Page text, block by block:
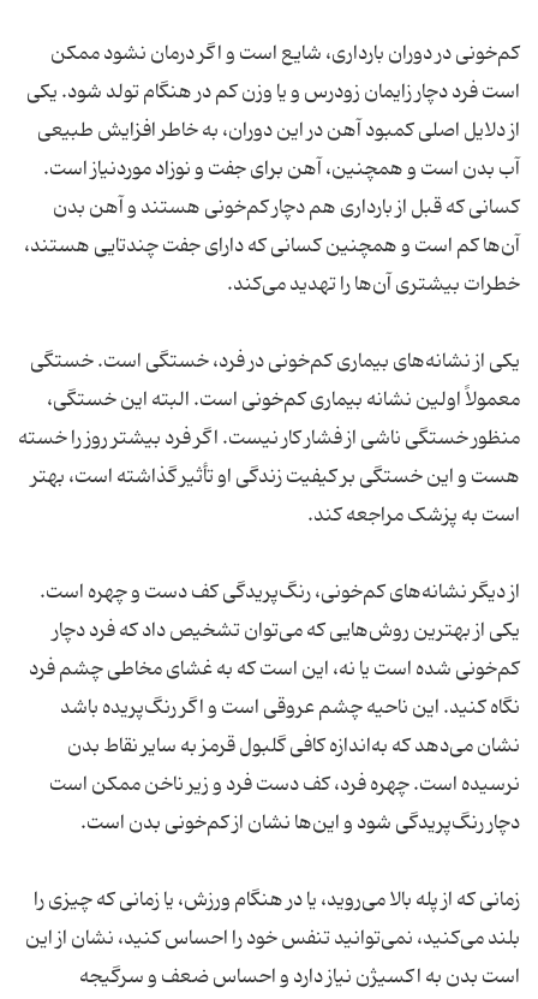
کم‌خونی در دوران بارداری، شایع است و اگر درمان نشود ممکن
است فرد دچار زایمان زودرس و یا وزن کم در هنگام تولد شود. یکی
از دلایل اصلی کمبود آهن در این دوران، به خاطر افزایش طبیعی
آب بدن است و همچنین، آهن برای جفت و نوزاد موردنیاز است.
کسانی که قبل از بارداری هم دچار کم‌خونی هستند و آهن بدن
آن‌ها کم است و همچنین کسانی که دارای جفت چندتایی هستند،
خطرات بیشتری آن‌ها را تهدید می‌کند.
یکی از نشانه‌های بیماری کم‌خونی در فرد، خستگی است. خستگی
معمولاً اولین نشانه بیماری کم‌خونی است. البته این خستگی،
منظور خستگی ناشی از فشار کار نیست. اگر فرد بیشتر روز را خسته
هست و این خستگی بر کیفیت زندگی او تأثیر گذاشته است، بهتر
است به پزشک مراجعه کند.
از دیگر نشانه‌های کم‌خونی، رنگ‌پریدگی کف دست و چهره است.
یکی از بهترین روش‌هایی که می‌توان تشخیص داد که فرد دچار
کم‌خونی شده است یا نه، این است که به غشای مخاطی چشم فرد
نگاه کنید. این ناحیه چشم عروقی است و اگر رنگ‌پریده باشد
نشان می‌دهد که به‌اندازه کافی گلبول قرمز به سایر نقاط بدن
نرسیده است. چهره فرد، کف دست فرد و زیر ناخن ممکن است
دچار رنگ‌پریدگی شود و این‌ها نشان از کم‌خونی بدن است.
زمانی که از پله بالا می‌روید، یا در هنگام ورزش، یا زمانی که چیزی را
بلند می‌کنید، نمی‌توانید تنفس خود را احساس کنید، نشان از این
است بدن به اکسیژن نیاز دارد و احساس ضعف و سرگیجه